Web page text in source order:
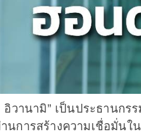
อิวานามิ” เป็นประธานก
นการสร้างความเชื่อมั่น